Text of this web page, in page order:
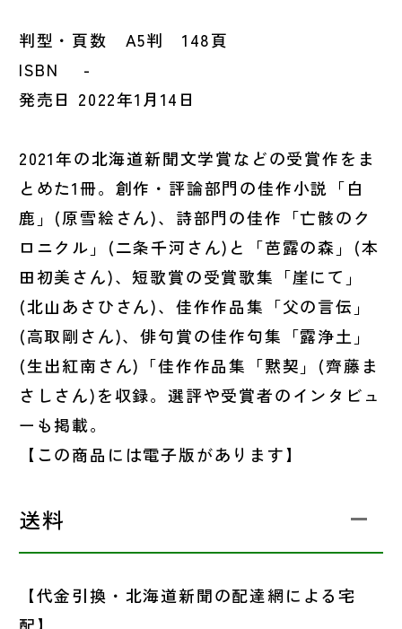
判型・頁数 A5判 148頁
ISBN -
発売日 2022年1月14日
2021年の北海道新聞文学賞などの受賞作をま
とめた1冊。創作・評論部門の佳作小説「白
鹿」(原雪絵さん)、詩部門の佳作「亡骸のク
ロニクル」(二条千河さん)と「芭露の森」(本
田初美さん)、短歌賞の受賞歌集「崖にて」
(北山あさひさん)、佳作作品集「父の言伝」
(高取剛さん)、俳句賞の佳作句集「露浄土」
(生出紅南さん)「佳作作品集「黙契」(齊藤ま
さしさん)を収録。選評や受賞者のインタビュ
ーも掲載。
【この商品には電子版があります】
送料
【代金引換・北海道新聞の配達網による宅